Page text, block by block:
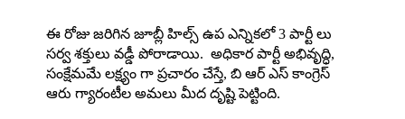
ఈ రోజు జరిగిన జూబ్లీ హిల్స్ ఉప ఎన్నికలో 3 పార్టీ లు
సర్వ శక్తులు వడ్డీ పోరాడాయి. అధికార పార్టీ అభివృద్ధి,
సంక్షేమమే లక్ష్యం గా ప్రచారం చేస్తే, బి ఆర్ ఎస్ కాంగ్రెస్
ఆరు గ్యారంటీల అమలు మీద దృష్టి పెట్టింది.